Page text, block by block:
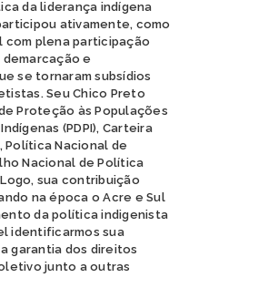
da liderança indígena
ativamente, como
com plena participação
e
se tornaram subsídios
Seu Chico Preto
Proteção às Populações
(PDPI), Carteira
Política Nacional de
Nacional de Política
sua contribuição
na época o Acre e Sul
da política indigenista
identificarmos sua
garantia dos direitos
junto a outras